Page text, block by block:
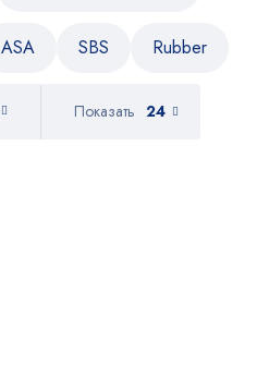
ASA SBS Rubber
Показать 24